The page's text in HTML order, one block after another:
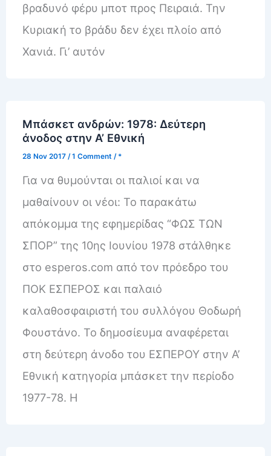
βραδυνό φέρυ μποτ προς Πειραιά. Την
Κυριακή το βράδυ δεν έχει πλοίο από
Χανιά. Γι’ αυτόν
Μπάσκετ ανδρών: 1978: Δεύτερη
άνοδος στην Α’ Εθνική
28 Nov 2017/1 Comment / *
Για να θυμούνται οι παλιοί και να
μαθαίνουν οι νέοι: Το παρακάτω
απόκομμα της εφημερίδας “ΦΩΣ ΤΩΝ
ΣΠΟΡ” της 10ης Ιουνίου 1978 στάλθηκε
στο esperos.com από τον πρόεδρο του
ΠΟΚ ΕΣΠΕΡΟΣ και παλαιό
καλαθοσφαιριστή του συλλόγου Θοδωρή
Φουστάνο. Το δημοσίευμα αναφἐρεται
στη δεύτερη άνοδο του ΕΣΠΕΡΟΥ στην Α’
Εθνική κατηγορία μπάσκετ την περίοδο
1977-78. Η